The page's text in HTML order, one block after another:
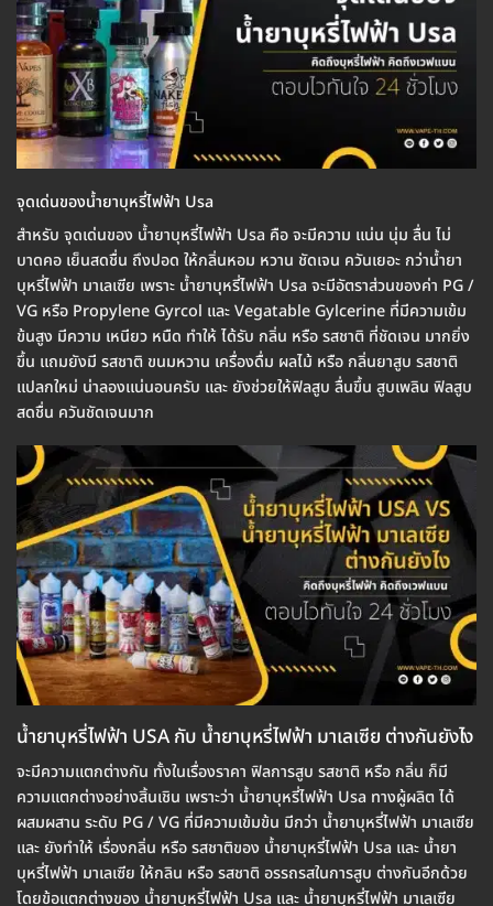
จุดเด่นของน้ำยาบุหรี่ไฟฟ้า Usa
สำหรับ จุดเด่นของ น้ำยาบุหรี่ไฟฟ้า Usa คือ จะมีความ แน่น นุ่ม ลื่น ไม่
บาดคอ เย็นสดชื่น ถึงปอด ให้กลิ่นหอม หวาน ชัดเจน ควันเยอะ กว่าน้ำยา
บุหรี่ไฟฟ้า มาเลเซีย เพราะ น้ำยาบุหรี่ไฟฟ้า Usa จะมีอัตราส่วนของค่า PG /
VG หรือ Propylene Gyrcol และ Vegatable Gylcerine ที่มีความเข้ม
ข้นสูง มีความ เหนียว หนืด ทำให้ ได้รับ กลิ่น หรือ รสชาติ ที่ชัดเจน มากยิ่ง
ขึ้น แถมยังมี รสชาติ ขนมหวาน เครื่องดื่ม ผลไม้ หรือ กลิ่นยาสูบ รสชาติ
แปลกใหม่ น่าลองแน่นอนครับ และ ยังช่วยให้ฟิลสูบ ลื่นขึ้น สูบเพลิน ฟิลสูบ
สดชื่น ควันชัดเจนมาก
น้ำยาบุหรี่ไฟฟ้า USA กับ น้ำยาบุหรี่ไฟฟ้า มาเลเซีย ต่างกันยังไง
จะมีความแตกต่างกัน ทั้งในเรื่องราคา ฟิลการสูบ รสชาติ หรือ กลิ่น ก็มี
ความแตกต่างอย่างสิ้นเชิน เพราะว่า น้ำยาบุหรี่ไฟฟ้า Usa ทางผู้ผลิต ได้
ผสมผสาน ระดับ PG / VG ที่มีความเข้มข้น มีกว่า น้ำยาบุหรี่ไฟฟ้า มาเลเซีย
และ ยังทำให้ เรื่องกลิ่น หรือ รสชาติของ น้ำยาบุหรี่ไฟฟ้า Usa และ น้ำยา
บุหรี่ไฟฟ้า มาเลเซีย ให้กลิน หรือ รสชาติ อรรถรสในการสูบ ต่างกันอีกด้วย
โดยข้อแตกต่างของ น้ำยาบุหรี่ไฟฟ้า Usa และ น้ำยาบุหรี่ไฟฟ้า มาเลเซีย